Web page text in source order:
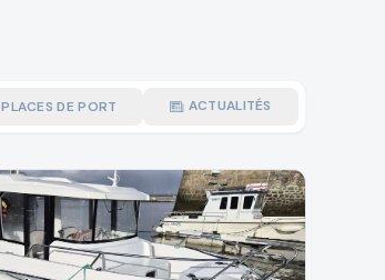
PLACES DE PORT ACTUALITÉS